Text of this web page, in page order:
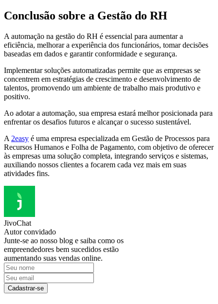
Conclusão sobre a Gestão do RH
A automação na gestão do RH é essencial para aumentar a
eficiência, melhorar a experiência dos funcionários, tomar decisões
baseadas em dados e garantir conformidade e segurança.
Implementar soluções automatizadas permite que as empresas se
concentrem em estratégias de crescimento e desenvolvimento de
talentos, promovendo um ambiente de trabalho mais produtivo e
positivo.
Ao adotar a automação, sua empresa estará melhor posicionada para
enfrentar os desafios futuros e alcançar o sucesso sustentável.
A 2easy é uma empresa especializada em Gestão de Processos para
Recursos Humanos e Folha de Pagamento, com objetivo de oferecer
às empresas uma solução completa, integrando serviços e sistemas,
auxiliando nossos clientes a focarem cada vez mais em suas
atividades fins.
JivoChat
Autor convidado
Junte-se ao nosso blog e saiba como os
empreendedores bem sucedidos estão
aumentando suas vendas online.
Cadastrar-se